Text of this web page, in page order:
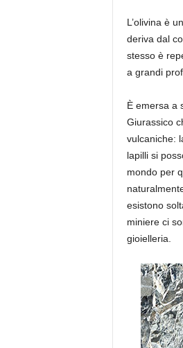
L’olivina è
deriva dal
stesso è
a grandi
È emersa a
Giurassico
vulcaniche:
lapilli si
mondo per
esistono
miniere ci
gioielleria.